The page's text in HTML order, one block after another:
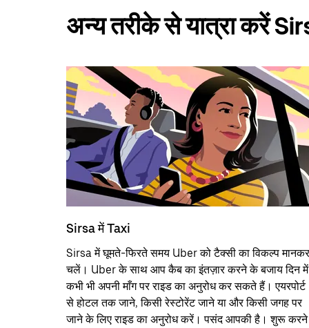
अन्य तरीके से यात्रा करें
Sirsa में Taxi
Sirsa में घूमते-फिरते समय Uber को टैक्सी का विकल्प मानकर
चलें। Uber के साथ आप कैब का इंतज़ार करने के बजाय दिन में
कभी भी अपनी माँग पर राइड का अनुरोध कर सकते हैं। एयरपोर्ट
से होटल तक जाने, किसी रेस्टोरेंट जाने या और किसी जगह पर
जाने के लिए राइड का अनुरोध करें। पसंद आपकी है। शुरू करने